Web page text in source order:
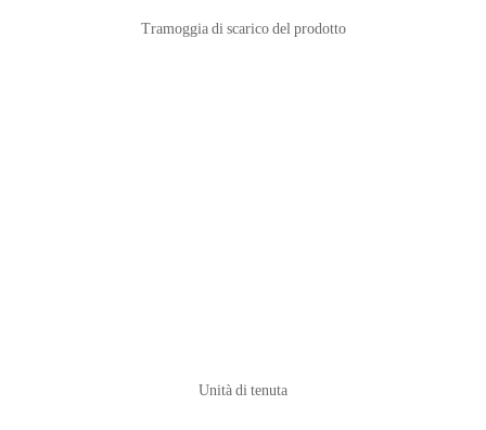
Tramoggia di scarico del prodotto
Unità di tenuta